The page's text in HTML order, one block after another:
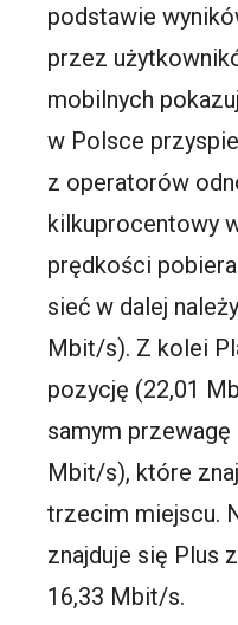
podstawie
przez
mobilnych
w Polsce
z operatorów
kilkuprocentowy
prędkości
sieć w dalej
Mbit/s). Z kolei
pozycję (22,01
samym przewagę
Mbit/s), które
trzecim miejscu.
znajduje się Plus
16,33 Mbit/s.